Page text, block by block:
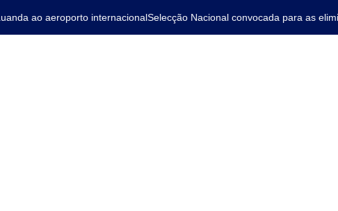
ao aeroporto internacionalSelecção Nacional convocada para as